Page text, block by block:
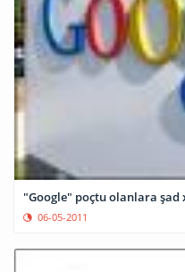
"Google" poçtu olanlara şad
06-05-2011